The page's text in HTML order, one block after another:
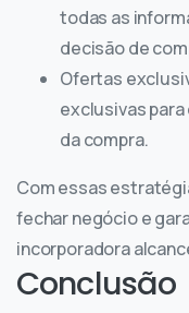
todas as
decisão de
Ofertas
exclusivas
da compra.
Com essas
fechar negócio e
incorporadora
Conclusão